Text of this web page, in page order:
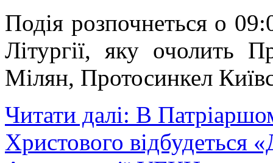
Подія розпочнеться о
Літургії, яку очолить
Мілян, Протосинкел
Читати далі: В
Христового відбудеться